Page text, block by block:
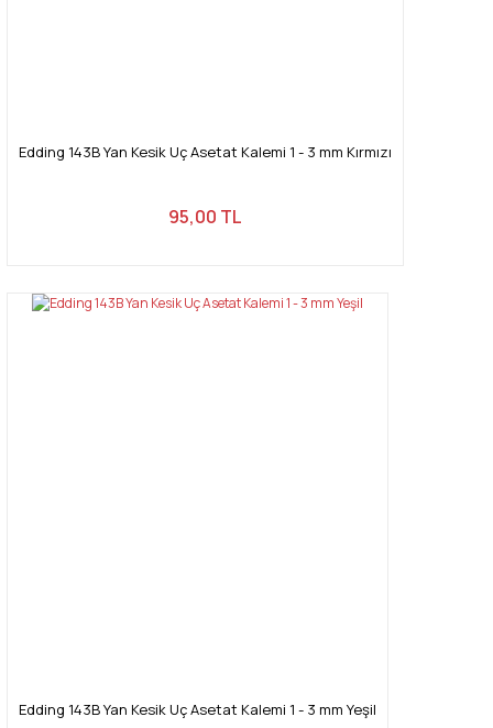
Edding 143B Yan Kesik Uç Asetat Kalemi 1 - 3 mm Kırmızı
95,00 TL
Edding 143B Yan Kesik Uç Asetat Kalemi 1 - 3 mm Yeşil